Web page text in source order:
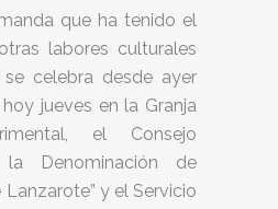
que ha tenido el
labores culturales
se celebra desde ayer
jueves en la Granja
el Consejo
Denominación de
Lanzarote” y el Servicio